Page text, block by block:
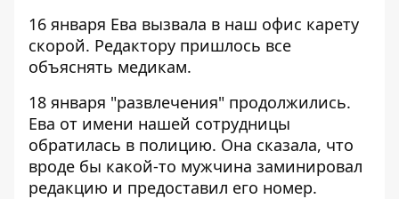
16 января Ева вызвала в наш офис карету
скорой. Редактору пришлось все
объяснять медикам.
18 января "развлечения" продолжились.
Ева от имени нашей сотрудницы
обратилась в полицию. Она сказала, что
вроде бы какой-то мужчина заминировал
редакцию и предоставил его номер.